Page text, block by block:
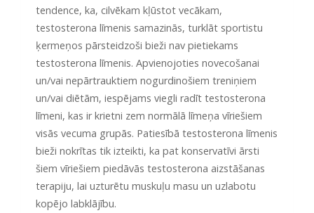
tendence, ka, cilvēkam kļūstot vecākam,
testosterona līmenis samazinās, turklāt sportistu
ķermeņos pārsteidzoši bieži nav pietiekams
testosterona līmenis. Apvienojoties novecošanai
un/vai nepārtrauktiem nogurdinošiem treniņiem
un/vai diētām, iespējams viegli radīt testosterona
līmeni, kas ir krietni zem normālā līmeņa vīriešiem
visās vecuma grupās. Patiesībā testosterona līmenis
bieži nokrītas tik izteikti, ka pat konservatīvi ārsti
šiem vīriešiem piedāvās testosterona aizstāšanas
terapiju, lai uzturētu muskuļu masu un uzlabotu
kopējo labklājību.